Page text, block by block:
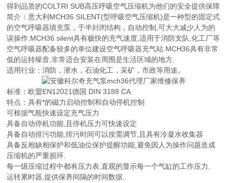
得到品质的COLTRI SUB高压呼吸空气压缩机为他们的安全提供保障
简介：意大利MCH36 SILENT(型呼吸空气压缩机)是一种型的固定式
的空气呼吸器填充泵，于半封闭结构，自动控制,可大大减少人为的
误操作.MCH36 silent具有极快的充气速度,适用于消防支队,化工厂等
空气呼吸器配备较多的单位建设空气呼吸器充气站.MCH36具有非常
低的运转噪音,非常适合安装在周围是生活区域的地方.
适用行业：消防，潜水，石油化工，采矿，市政等用途。
标准：欧盟EN12021德国 DIN 3188 CA
特点：具有*的磁力启动控制和自动停机控制
可根据气瓶快速设定充气压力
具备自动停机功能,且停机压力可快速设定
具备自动排污功能,排污时间可以按需调节,且具有冷凝水收集器
具备反相缺相保护和低油位保护提醒功能,避免因人为操作问题造成
压缩机的严重损环.
每一级压缩过程中都有压力表.直观的显示每一个气缸的工作压力.
运转累时器,提供保养间隔的时间数据..